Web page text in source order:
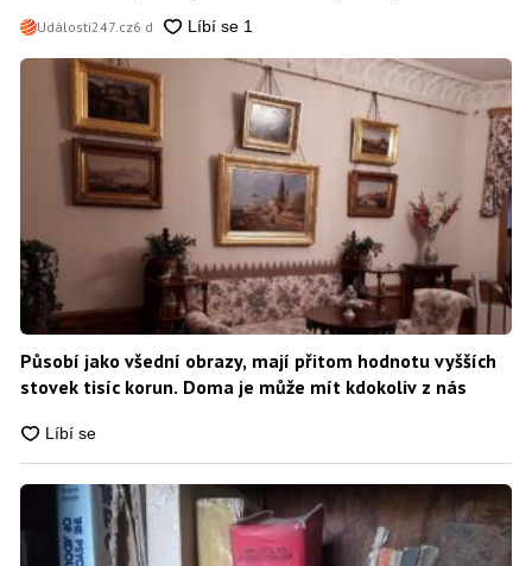
Události247.cz6 d
Působí jako všední obrazy, mají přitom hodnotu vyšších
stovek tisíc korun. Doma je může mít kdokoliv z nás